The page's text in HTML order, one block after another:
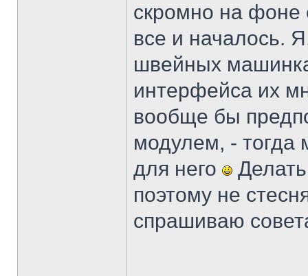
скромно на фоне
все и началось.
швейных
интерфейса их
вообще бы
модулем, - тогда
для него
поэтому не
спрашиваю